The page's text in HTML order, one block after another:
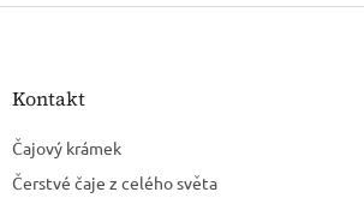
Z
Kontakt
Čajový krámek
Čerstvé čaje z celého světa